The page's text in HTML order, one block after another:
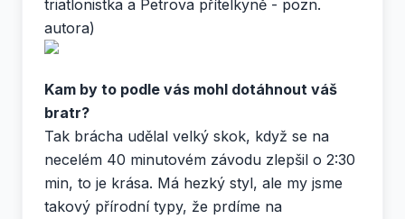
triatlonistka a Petrova přítelkyně - pozn.
autora)
Kam by to podle vás mohl dotáhnout váš
bratr?
Tak brácha udělal velký skok, když se na
necelém 40 minutovém závodu zlepšil o 2:30
min, to je krása. Má hezký styl, ale my jsme
takový přírodní typy, že prdíme na